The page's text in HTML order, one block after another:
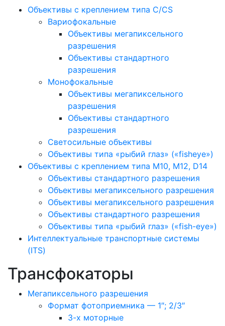
Объективы с креплением типа C/CS
Вариофокальные
Объективы мегапиксельного
разрешения
Объективы стандартного
разрешения
Монофокальные
Объективы мегапиксельного
разрешения
Объективы стандартного
разрешения
Светосильные объективы
Объективы типа «рыбий глаз» («fisheye»)
Объективы с креплением типа M10, M12, D14
Объективы стандартного разрешения
Объективы мегапиксельного разрешения
Объективы мегапиксельного разрешения
Объективы стандартного разрешения
Объективы типа «рыбий глаз» («fish-eye»)
Интеллектуальные транспортные системы
(ITS)
Трансфокаторы
Мегапиксельного разрешения
Формат фотоприемника — 1″; 2/3″
3-х моторные